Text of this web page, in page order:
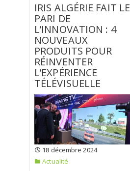
IRIS ALGÉRIE FAIT LE
PARI DE
L’INNOVATION : 4
NOUVEAUX
PRODUITS POUR
RÉINVENTER
L’EXPÉRIENCE
TÉLÉVISUELLE
18 décembre 2024
Actualité